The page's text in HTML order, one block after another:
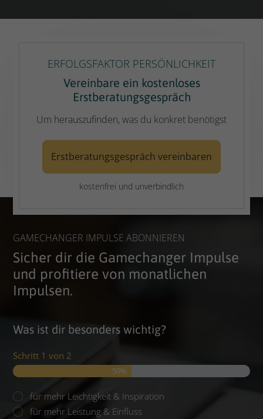
ERFOLGSFAKTOR PERSÖNLICHKEIT
Vereinbare ein kostenloses
Erstberatungsgespräch
Um herauszufinden, was du konkret benötigst
Erstberatungsgespräch vereinbaren
kostenfrei und unverbindlich
GAMECHANGER IMPULSE ABONNIEREN
Sicher dir die Gamechanger Impulse
und profitiere von monatlichen
Impulsen.
Was ist dir besonders wichtig?
Schritt 1 von 2
50%
Was
ist
für mehr Leichtigkeit & Inspiration
für mehr Leistung & Einfluss